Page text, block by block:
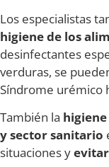
Los especialistas
higiene de los
desinfectantes
verduras, se
Síndrome urémico
También la
y sector sanitario
situaciones y